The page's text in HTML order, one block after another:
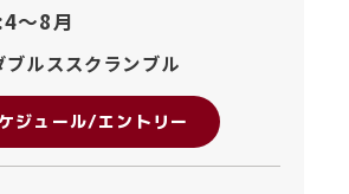
〜8月
ブルススクランブル
ジュール/エントリー